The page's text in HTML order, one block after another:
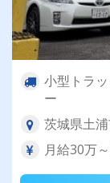
小型トラ
ー
茨城県土
月給30万